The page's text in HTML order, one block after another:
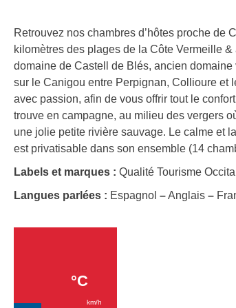
Retrouvez nos chambres d’hôtes proche
kilomètres des plages de la Côte Vermeille
domaine de Castell de Blés, ancien
sur le Canigou entre Perpignan, Collioure et
avec passion, afin de vous offrir tout le
trouve en campagne, au milieu des vergers
une jolie petite rivière sauvage. Le calme et
est privatisable dans son ensemble (14
Labels et marques : Qualité Tourisme
Langues parlées : Espagnol –Anglais –